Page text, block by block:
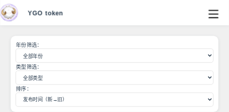
YGO token
年份筛选：
类型筛选：
排序：